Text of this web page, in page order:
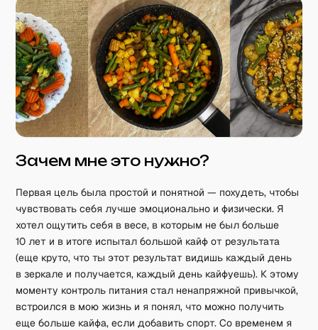
Зачем мне это нужно?
Первая цель была простой и понятной — похудеть, чтобы
чувствовать себя лучше эмоционально и физически. Я
хотел ощутить себя в весе, в которым не был больше
10 лет и в итоге испытал большой кайф от результата
(еще круто, что ты этот результат видишь каждый день
в зеркале и получается, каждый день кайфуешь). К этому
моменту контроль питания стал ненапряжной привычкой,
встроился в мою жизнь и я понял, что можно получить
еще больше кайфа, если добавить спорт. Со временем я